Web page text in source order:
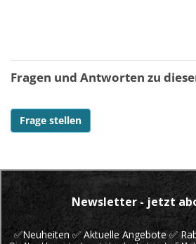
Fragen und Antworten zu
Frage stellen